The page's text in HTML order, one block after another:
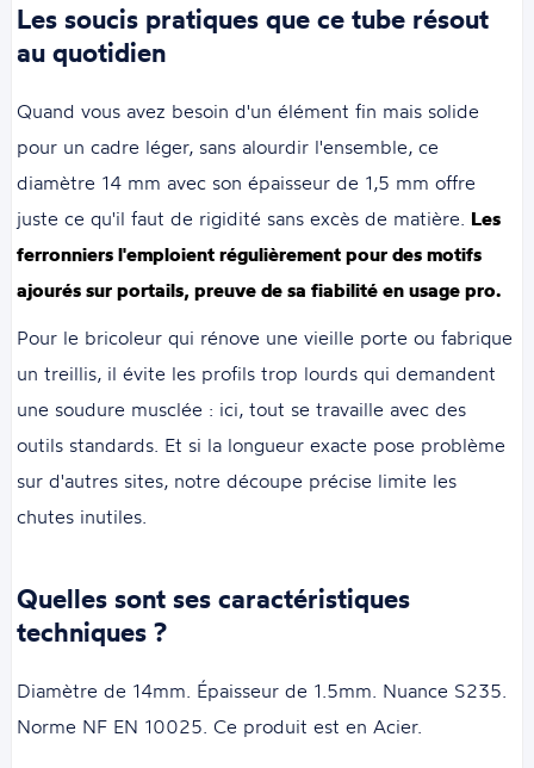
Les soucis pratiques que ce tube résout
au quotidien
Quand vous avez besoin d'un élément fin mais solide
pour un cadre léger, sans alourdir l'ensemble, ce
diamètre 14 mm avec son épaisseur de 1,5 mm offre
juste ce qu'il faut de rigidité sans excès de matière. Les
ferronniers l'emploient régulièrement pour des motifs
ajourés sur portails, preuve de sa fiabilité en usage pro.
Pour le bricoleur qui rénove une vieille porte ou fabrique
un treillis, il évite les profils trop lourds qui demandent
une soudure musclée : ici, tout se travaille avec des
outils standards. Et si la longueur exacte pose problème
sur d'autres sites, notre découpe précise limite les
chutes inutiles.
Quelles sont ses caractéristiques
techniques ?
Diamètre de 14mm. Épaisseur de 1.5mm. Nuance S235.
Norme NF EN 10025. Ce produit est en Acier.